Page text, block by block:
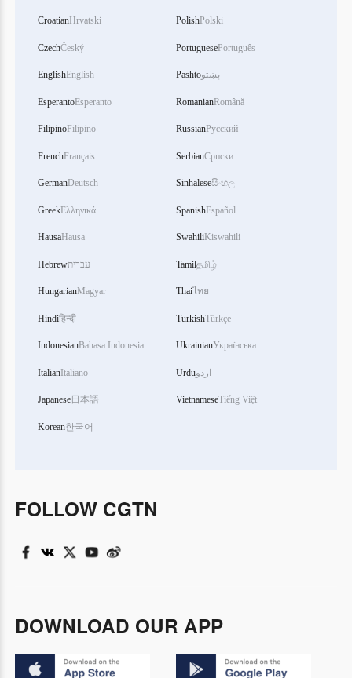
CroatianHrvatski
CzechČeský
EnglishEnglish
EsperantoEsperanto
FilipinoFilipino
FrenchFrançais
GermanDeutsch
GreekΕλληνικά
HausaHausa
Hebrewעברית
HungarianMagyar
Hindiहिन्दी
IndonesianBahasa Indonesia
ItalianItaliano
Japanese日本語
Korean한국어
PolishPolski
PortuguesePortuguês
Pashtoپښتو
RomanianRomână
RussianРусский
SerbianСрпски
Sinhaleseසිංහල
SpanishEspañol
SwahiliKiswahili
Tamilதமிழ்
Thaiไทย
TurkishTürkçe
UkrainianУкраїнська
Urduاردو
VietnameseTiếng Việt
FOLLOW CGTN
DOWNLOAD OUR APP